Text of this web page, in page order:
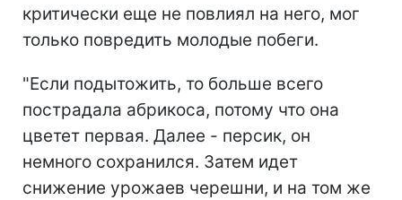
критически еще не повлиял на него, мог
только повредить молодые побеги.
"Если подытожить, то больше всего
пострадала абрикоса, потому что она
цветет первая. Далее - персик, он
немного сохранился. Затем идет
снижение урожаев черешни, и на том же